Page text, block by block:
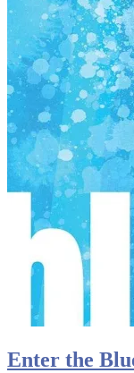
Enter the